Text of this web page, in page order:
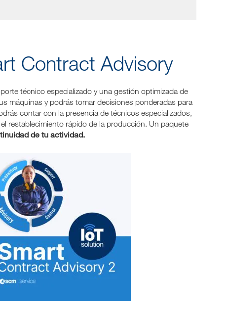
Contract Advisory
técnico especializado y una gestión optimizada de
máquinas y podrás tomar decisiones ponderadas para
contar con la presencia de técnicos especializados,
restablecimiento rápido de la producción. Un paquete
de tu actividad.